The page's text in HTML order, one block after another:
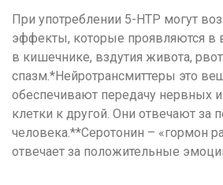
При употреблении 5-HTP могут
эффекты, которые проявляются в
в кишечнике, вздутия живота,
спазм.*Нейротрансмиттеры это
обеспечивают передачу нервных
клетки к другой. Они отвечают за
человека.**Серотонин – «гормон
отвечает за положительные